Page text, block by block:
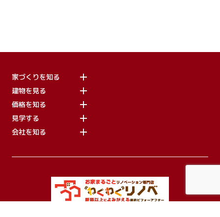
家づくりを知る
建物を見る
価格を知る
見学する
会社を知る